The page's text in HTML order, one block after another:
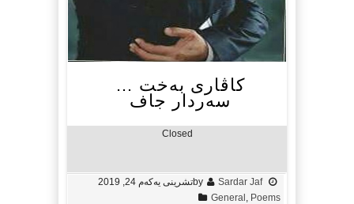
كاڤاری به‌خت …
سه‌ردار جاف
Closed
by Sardar Jaf
تشرینی یەکەم 24, 2019
General Poems